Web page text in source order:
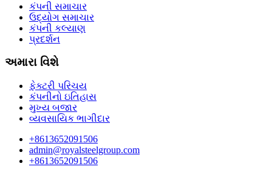
કંપની સમાચાર
ઉદ્યોગ સમાચાર
કંપની કલ્યાણ
પ્રદર્શન
અમારા વિશે
ફેક્ટરી પરિચય
કંપનીનો ઇતિહાસ
મુખ્ય બજાર
વ્યવસાયિક ભાગીદાર
+8613652091506
admin@royalsteelgroup.com
+8613652091506